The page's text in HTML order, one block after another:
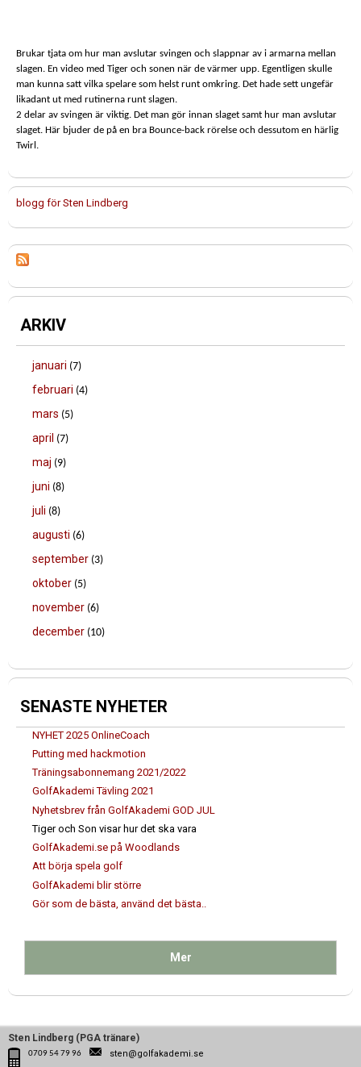
Brukar tjata om hur man avslutar svingen och slappnar av i armarna mellan
slagen. En video med Tiger och sonen när de värmer upp. Egentligen skulle
man kunna satt vilka spelare som helst runt omkring. Det hade sett ungefär
likadant ut med rutinerna runt slagen.
2 delar av svingen är viktig. Det man gör innan slaget samt hur man avslutar
slaget. Här bjuder de på en bra Bounce-back rörelse och dessutom en härlig
Twirl.
blogg för Sten Lindberg
ARKIV
januari (7)
februari (4)
mars (5)
april (7)
maj (9)
juni (8)
juli (8)
augusti (6)
september (3)
oktober (5)
november (6)
december (10)
SENASTE NYHETER
NYHET 2025 OnlineCoach
Putting med hackmotion
Träningsabonnemang 2021/2022
GolfAkademi Tävling 2021
Nyhetsbrev från GolfAkademi GOD JUL
Tiger och Son visar hur det ska vara
GolfAkademi.se på Woodlands
Att börja spela golf
GolfAkademi blir större
Gör som de bästa, använd det bästa..
Mer
Sten Lindberg (PGA tränare)
0709 54 79 96 sten@golfakademi.se